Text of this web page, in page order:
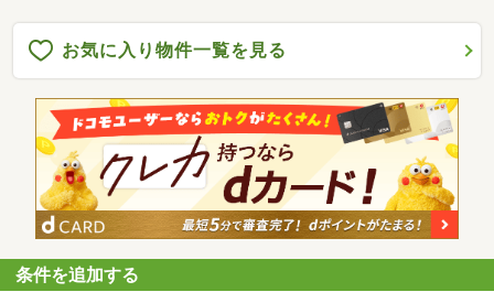
お気に入り物件一覧を見る
条件を追加する